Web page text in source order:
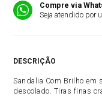
Compre via
Seja atendido por
DESCRIÇÃO
Sandalia Com Brilho em
descolado. Tiras finas